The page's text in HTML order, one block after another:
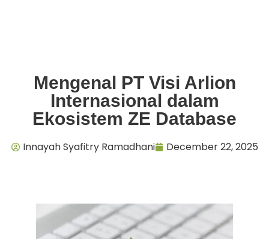
Mengenal PT Visi Arlion
Internasional dalam
Ekosistem ZE Database
Innayah Syafitry Ramadhani December 22, 2025